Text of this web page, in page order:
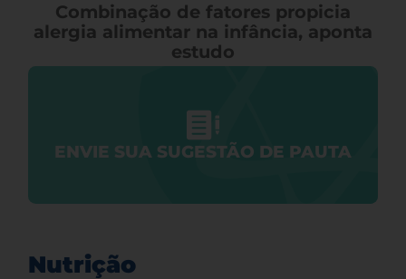
Combinação de fatores propicia
alergia alimentar na infância, aponta
estudo
ENVIE SUA SUGESTÃO DE PAUTA
Nutrição